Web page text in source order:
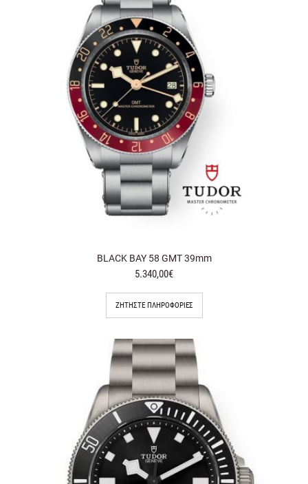
BLACK BAY 58 GMT 39mm
5.340,00€
ΖΗΤΉΣΤΕ ΠΛΗΡΟΦΟΡΊΕΣ